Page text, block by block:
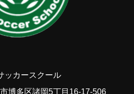
ッカースクール
博多区諸岡5丁目16-17-506